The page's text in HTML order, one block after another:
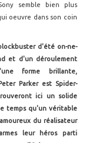
semble bien plus
oeuvre dans son coin
d'été on-ne-
et d'un déroulement
forme brillante,
Parker est Spider-
ici un solide
temps qu'un véritable
du réalisateur
leur héros parti